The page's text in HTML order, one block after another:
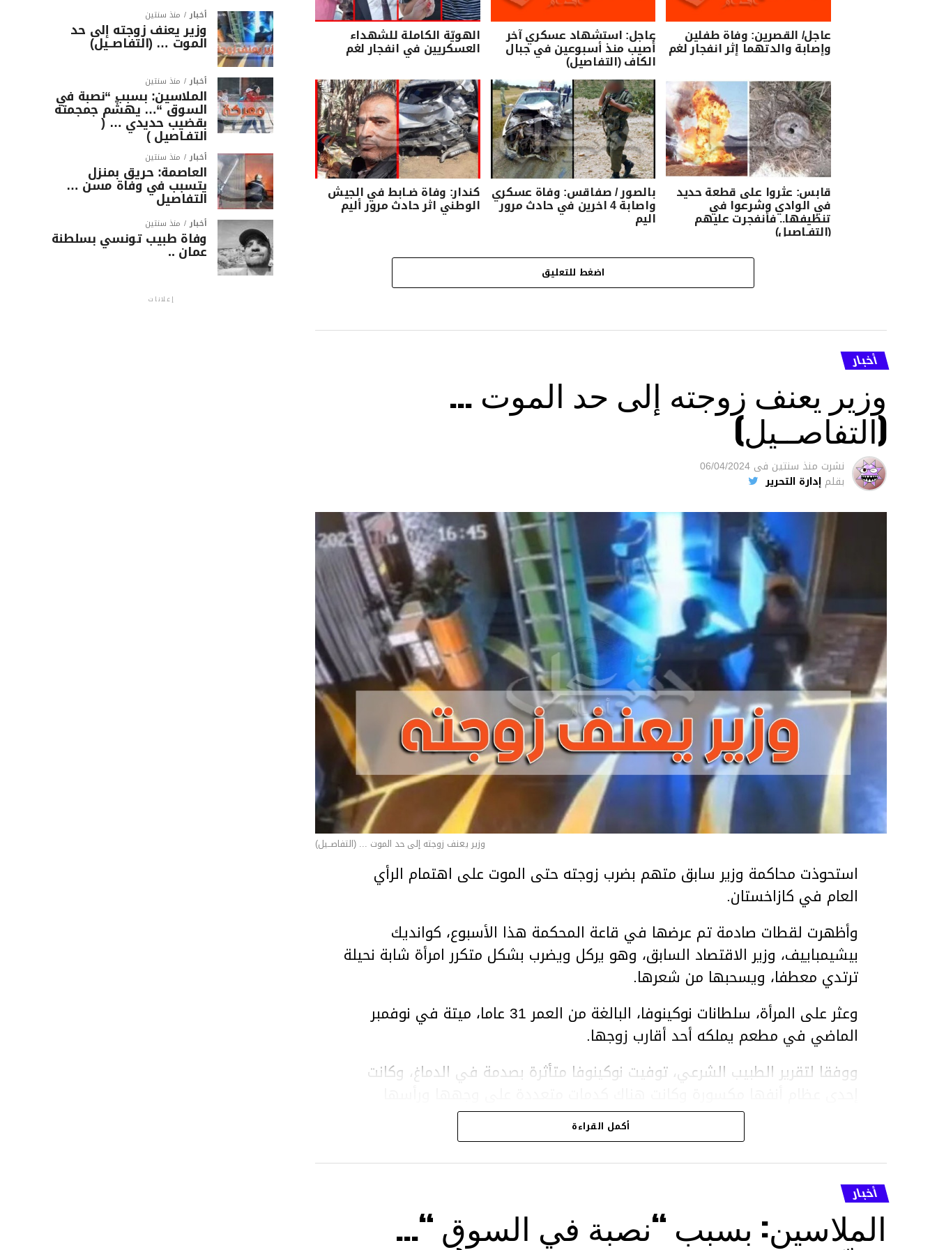
عاجل/ القصرين: وفاة طفلين
وإصابة والدتهما إثر انفجار لغم
عاجل: استشهاد عسكري آخر
أُصيب منذ أسبوعين في جبال
الكاف (التفاصيل)
الهويّة الكاملة للشهداء
العسكريين في انفجار لغم
قابس: عثروا على قطعة حديد
في الوادي وشرعوا في
تنظيفها.. فأنفجرت عليهم
(التفـاصيل)
بالصور / صفاقس: وفاة عسكري
واصابة 4 اخرين في حادث مرور
اليم
كندار: وفاة ضـابط في الجيش
الوطني اثر حادث مرور أليم
اضغط للتعليق
أخبار
وزير يعنف زوجته إلى حد الموت …
(التفاصــيل)
نشرت منذ سنتين فى 06/04/2024
بقلم إدارة التحرير
وزير يعنف زوجته إلى حد الموت ... (التفاصــيل)
استحوذت محاكمة وزير سابق متهم بضرب زوجته حتى الموت على اهتمام الرأي
العام في كازاخستان.
وأظهرت لقطات صادمة تم عرضها في قاعة المحكمة هذا الأسبوع، كوانديك
بيشيمباييف، وزير الاقتصاد السابق، وهو يركل ويضرب بشكل متكرر امرأة شابة نحيلة
ترتدي معطفا، ويسحبها من شعرها.
وعثر على المرأة، سلطانات نوكينوفا، البالغة من العمر 31 عاما، ميتة في نوفمبر
الماضي في مطعم يملكه أحد أقارب زوجها.
ووفقا لتقرير الطبيب الشرعي، توفيت نوكينوفا متأثرة بصدمة في الدماغ، وكانت
الأخبار
أكمل القراءة
أخبار
الملاسين: بسبب “نصبة في السوق “…
أخبار منذ سنتين
وزير يعنف زوجته إلى حد
الموت … (التفاصــيل)
أخبار منذ سنتين
الملاسين: بسبب “نصبة في
السوق “… يهشّم جمجمته
بقضيب حديدي … (
التفـاصيل )
أخبار منذ سنتين
العاصمة: حريق بمنزل
يتسبب في وفاة مسن …
التفاصيل
أخبار منذ سنتين
وفاة طبيب تونسي بسلطنة
عمان ..
إعلانات